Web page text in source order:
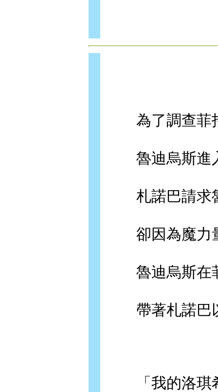
為了調查菲
魯迪烏斯進
札諾巴請求魯
卻因為魔力量
魯迪烏斯在菲
帶著札諾巴以
「我的洛琪